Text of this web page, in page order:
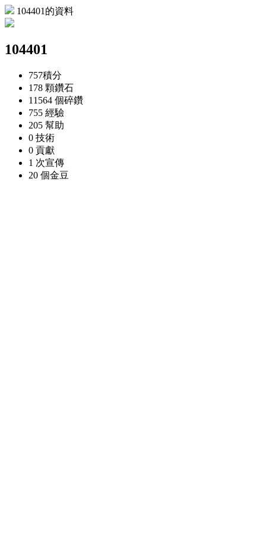
104401的資料
104401
757積分
178 顆鑽石
11564 個碎鑽
755 經驗
205 幫助
0 技術
0 貢獻
1 次宣傳
20 個金豆